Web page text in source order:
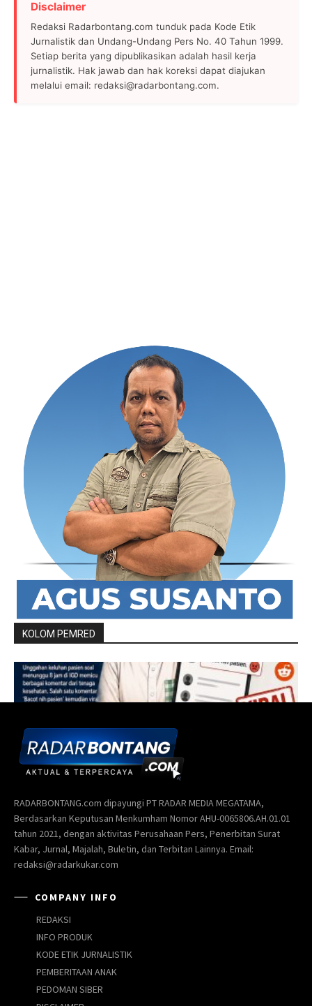
RADARBONTANG.com dipayungi PT RADAR MEDIA MEGATAMA,
Berdasarkan Keputusan Menkumham Nomor AHU-0065806.AH.01.01
tahun 2021, dengan aktivitas Perusahaan Pers, Penerbitan Surat
Kabar, Jurnal, Majalah, Buletin, dan Terbitan Lainnya. Email:
redaksi@radarkukar.com
COMPANY INFO
REDAKSI
INFO PRODUK
KODE ETIK JURNALISTIK
PEMBERITAAN ANAK
PEDOMAN SIBER